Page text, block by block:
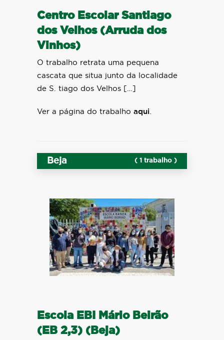
Centro Escolar Santiago
dos Velhos (Arruda dos
Vinhos)
O trabalho retrata uma pequena
cascata que situa junto da localidade
de S. tiago dos Velhos […]
Ver a página do trabalho aqui.
Beja ( 1 trabalho )
Escola EBI Mário Beirão
(EB 2,3) (Beja)